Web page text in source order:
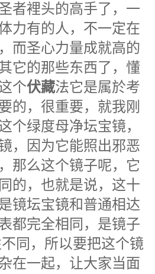
者裡头的高手了，一
力有的人，不一定在
而圣心力量成就高的
它的那些东西了，懂
个伏藏法它是属於考
的，很重要，就我刚
个绿度母净坛宝镜，
，因为它能照出邪恶
那么这个镜子呢，它
的，也就是说，这十
镜坛宝镜和普通相达
都完全相同，是镜子
同，所以要把这个镜
在一起，让大家当面